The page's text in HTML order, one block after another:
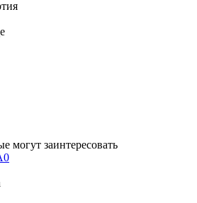
могут заинтересовать